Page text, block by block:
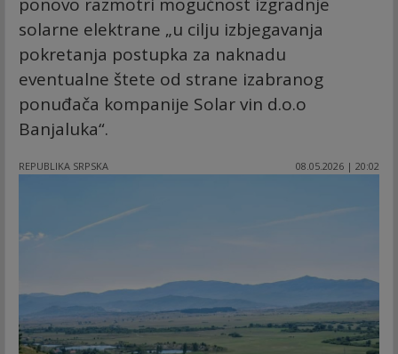
solarne elektrane „u cilju izbjegavanja
pokretanja postupka za naknadu
eventualne štete od strane izabranog
ponuđača kompanije Solar vin d.o.o
Banjaluka“.
REPUBLIKA SRPSKA 08.05.2026 | 20:02